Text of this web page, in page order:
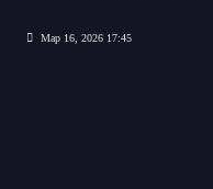
Мар 16, 2026 17:45